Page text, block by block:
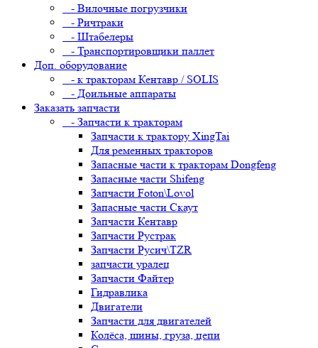
- Вилочные погрузчики
- Ричтраки
- Штабелеры
- Транспортировщики паллет
Доп. оборудование
- к тракторам Кентавр / SOLIS
- Доильные аппараты
Заказать запчасти
- Запчасти к тракторам
Запчасти к трактору XingTai
Для ременных тракторов
Запасные части к тракторам Dongfeng
Запасные части Shifeng
Запчасти Foton\Lovol
Запасные части Скаут
Запчасти Кентавр
Запчасти Рустрак
Запчасти Русич\TZR
запчасти уралец
Запчасти Файтер
Гидравлика
Двигатели
Запчасти для двигателей
Колёса, шины, груза, цепи